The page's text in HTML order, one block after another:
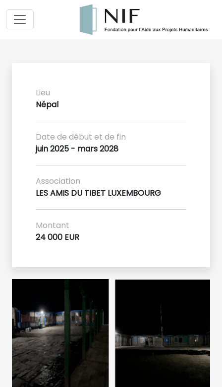
Lieu
Népal
Date de début et de fin
juin 2025 - mars 2028
Association
LES AMIS DU TIBET LUXEMBOURG
Montant
24 000 EUR